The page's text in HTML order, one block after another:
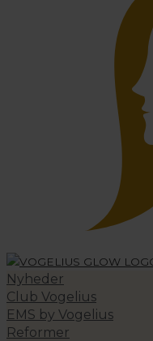
Nyheder
Club Vogelius
EMS by Vogelius
Reformer